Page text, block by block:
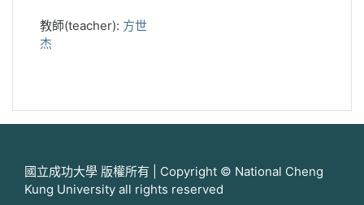
教師(teacher): 方世
杰
國立成功大學 版權所有 | Copyright © National Cheng
Kung University all rights reserved